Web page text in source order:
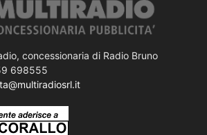
concessionaria di Radio Bruno
698555